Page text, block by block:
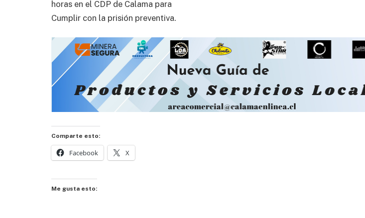
horas en el CDP de Calama para
Cumplir con la prisión preventiva.
Comparte esto:
Facebook X
Me gusta esto: